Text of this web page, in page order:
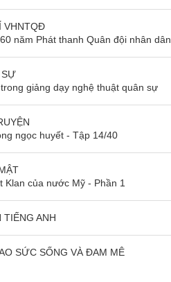
VHNTQĐ
năm Phát thanh Quân đội nhân dân
SỰ
giảng dạy nghệ thuật quân sự
ngọc huyết - Tập 14/40
Klan của nước Mỹ - Phần 1
TIẾNG ANH
SỨC SỐNG VÀ ĐAM MÊ